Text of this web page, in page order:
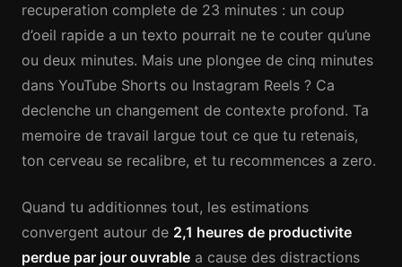
recuperation complete de 23 minutes : un coup
d’oeil rapide a un texto pourrait ne te couter qu’une
ou deux minutes. Mais une plongee de cinq minutes
dans YouTube Shorts ou Instagram Reels ? Ca
declenche un changement de contexte profond. Ta
memoire de travail largue tout ce que tu retenais,
ton cerveau se recalibre, et tu recommences a zero.
Quand tu additionnes tout, les estimations
convergent autour de 2,1 heures de productivite
perdue par jour ouvrable a cause des distractions